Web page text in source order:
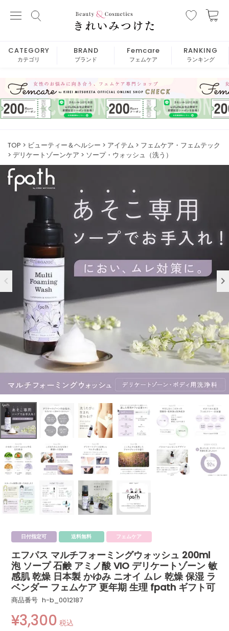
CATEGORY
カテゴリ
BRAND
ブランド
Femcare
フェムケア
RANKING
ランキング
TOP ビューティー＆ヘルシー アイテム
フェムケア・フェムテック
デリケートゾーンケア
ソープ・ウォッシュ（洗う）
日付指定可 送料無料 フェムケア
エフパス マルチフォーミングウォッシュ 200ml
泡 ソープ 石鹸 アミノ酸 VIO デリケートゾーン 敏
感肌 乾燥 日本製 かゆみ ニオイ ムレ 乾燥 保湿 ラ
ベンダー フェムケア 更年期 生理 fpath ギフト可
商品番号 h-b_0012187
¥3,300 税込